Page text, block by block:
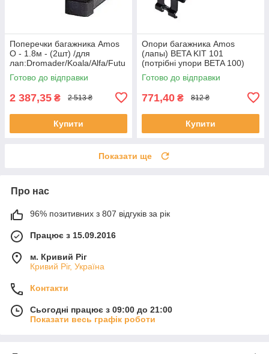
Поперечки багажника Amos
O - 1.8м - (2шт) /для
лап:Dromader/Koala/Alfa/Futu
ra/Nowy/Beta/Universaly/Bus
Готово до відправки
2 387,35 ₴ 2 513 ₴
Купити
Опори багажника Amos
(лапы) BETA KIT 101
(потрібні упори BETA 100)
Готово до відправки
771,40 ₴ 812 ₴
Купити
Показати ще
Про нас
96% позитивних з 807 відгуків за рік
Працює з 15.09.2016
м. Кривий Ріг
Кривий Ріг, Україна
Контакти
Сьогодні працює з 09:00 до 21:00
Показати весь графік роботи